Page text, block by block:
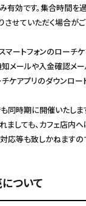
効です。集合時間を
させていただく場合が
ートフォンのローチ
知メールや入金確認メ
ケアプリのダウンロー
同時期に開催いたしま
しても、カフェ店内へ
応等も致しかねますの
ついて